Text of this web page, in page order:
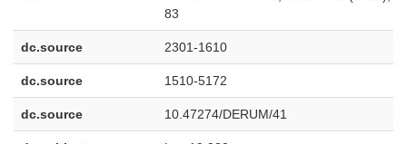
83
dc.source 2301-1610
dc.source 1510-5172
dc.source 10.47274/DERUM/41